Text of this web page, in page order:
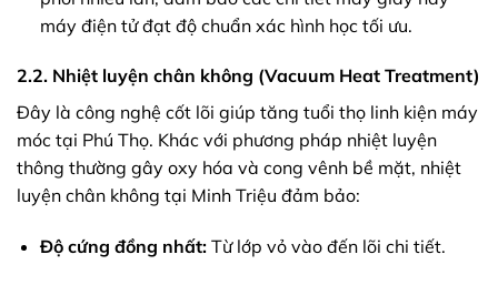
máy điện tử đạt độ chuẩn xác hình học tối ưu.
2.2. Nhiệt luyện chân không (Vacuum Heat Treatment)
Đây là công nghệ cốt lõi giúp tăng tuổi thọ linh kiện máy
móc tại Phú Thọ. Khác với phương pháp nhiệt luyện
thông thường gây oxy hóa và cong vênh bề mặt, nhiệt
luyện chân không tại Minh Triệu đảm bảo:
Độ cứng đồng nhất:Từ lớp vỏ vào đến lõi chi tiết.